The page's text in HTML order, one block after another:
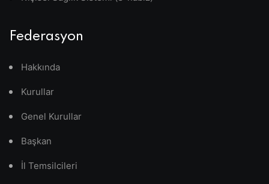
Federasyon
Hakkında
Kurullar
Genel Kurullar
Başkan
İl Temsilcileri